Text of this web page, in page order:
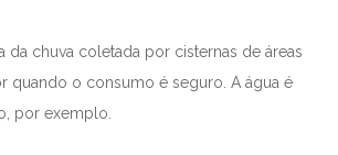
chuva coletada por cisternas de áreas
quando o consumo é seguro. A água é
por exemplo.